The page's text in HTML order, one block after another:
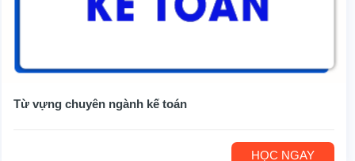
Từ vựng chuyên ngành kế toán
HỌC NGAY